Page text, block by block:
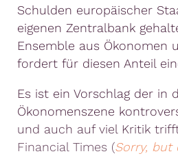
Schulden europäischer
eigenen Zentralbank
Ensemble aus Ökonomen
fordert für diesen Anteil
Es ist ein Vorschlag der in
Ökonomenszene
und auch auf viel Kritik
Financial Times (Sorry, but